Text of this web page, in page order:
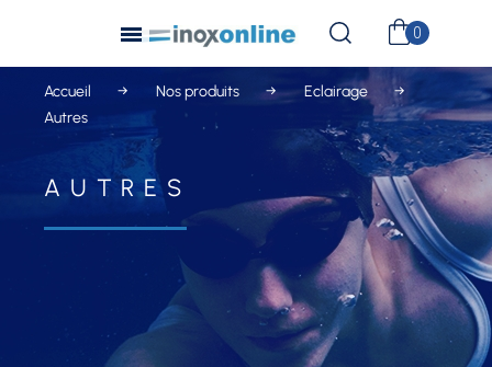
Accueil Nos produits
Eclairage
Autres
AUTRES